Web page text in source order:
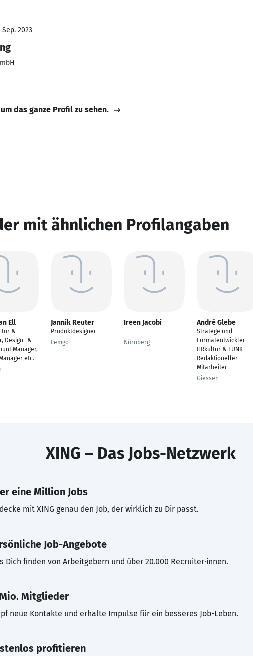
2023
das ganze Profil zu sehen.
mit ähnlichen Profilangaben
Ell
&
Design- &
Manager,
etc.
Jannik Reuter
Produktdesigner
Lemgo
Ireen Jacobi
---
Nürnberg
André Glebe
Stratege und
Formatentwickler –
HRkultur & FUNK –
Redaktioneller
Mitarbeiter
Giessen
XING – Das Jobs-Netzwerk
eine Million Jobs
mit XING genau den Job, der wirklich zu Dir passt.
Job-Angebote
Dich finden von Arbeitgebern und über 20.000 Recruiter·innen.
Mitglieder
neue Kontakte und erhalte Impulse für ein besseres Job-Leben.
profitieren